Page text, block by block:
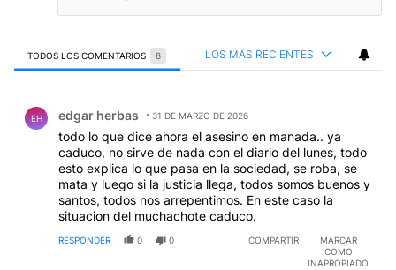
TODOS LOS COMENTARIOS 8 LOS MÁS RECIENTES
EH edgar herbas 31 DE MARZO DE 2026
todo lo que dice ahora el asesino en manada.. ya
caduco, no sirve de nada con el diario del lunes, todo
esto explica lo que pasa en la sociedad, se roba, se
mata y luego si la justicia llega, todos somos buenos y
santos, todos nos arrepentimos. En este caso la
situacion del muchachote caduco.
RESPONDER 0 0 COMPARTIR
MARCAR
COMO
INAPROPIADO